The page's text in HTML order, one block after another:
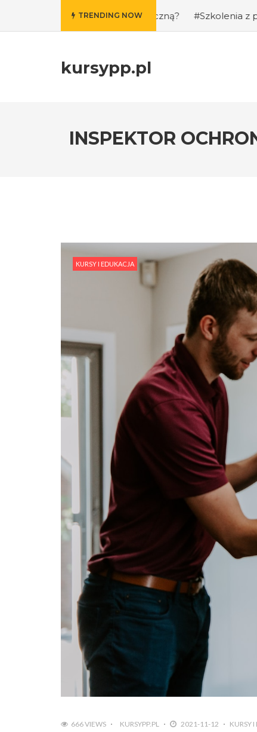
TRENDING NOW
i kondycję fizyczną? #Szkolenia z prezentacji
kursypp.pl
INSPEKTOR
KURSY I EDUKACJA
666 VIEWS KURSYPP.PL 2021-11-12 KURSY